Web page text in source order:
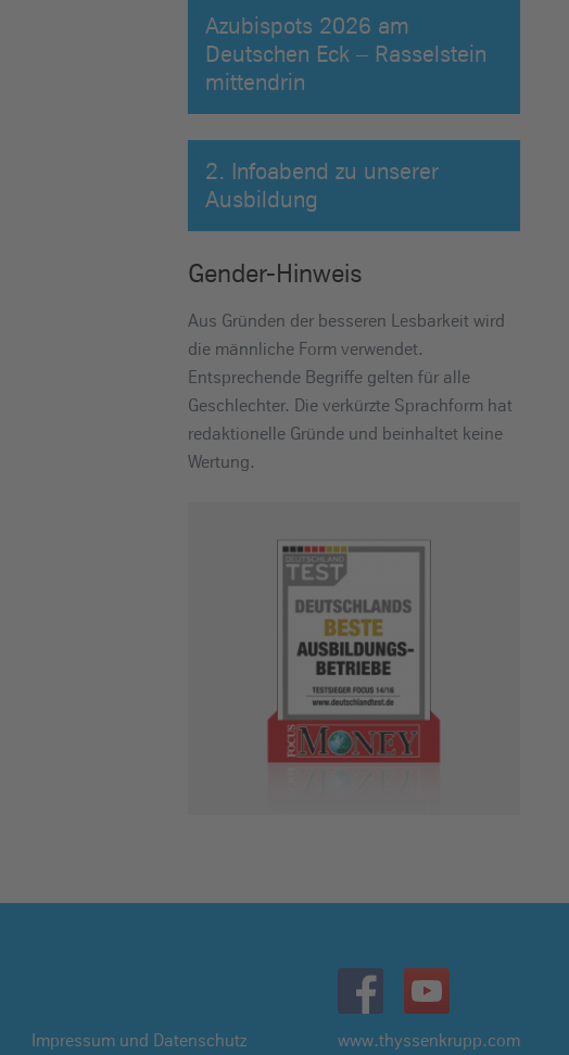
Azubispots 2026 am
Deutschen Eck – Rasselstein
mittendrin
2. Infoabend zu unserer
Ausbildung
Gender-Hinweis
Aus Gründen der besseren Lesbarkeit wird
die männliche Form verwendet.
Entsprechende Begriffe gelten für alle
Geschlechter. Die verkürzte Sprachform hat
redaktionelle Gründe und beinhaltet keine
Wertung.
Impressum und Datenschutz www.thyssenkrupp.com